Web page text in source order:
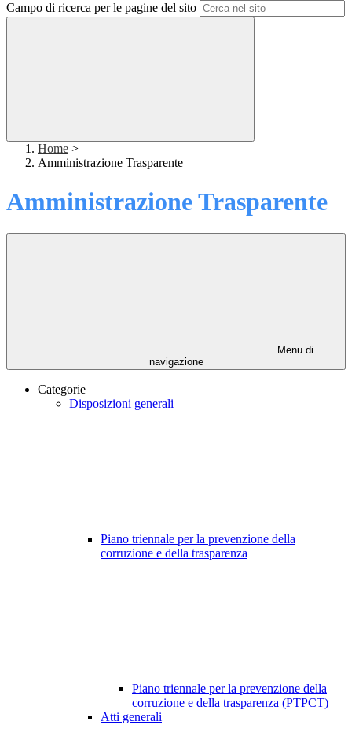
Campo di ricerca per le pagine del sito
Home >
Amministrazione Trasparente
Amministrazione Trasparente
Menu di
navigazione
Categorie
Disposizioni generali
Piano triennale per la prevenzione della
corruzione e della trasparenza
Piano triennale per la prevenzione della
corruzione e della trasparenza (PTPCT)
Atti generali